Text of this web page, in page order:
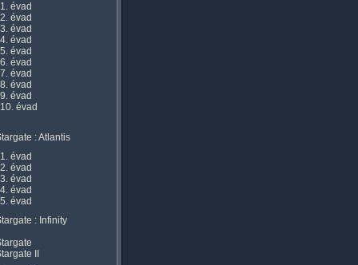
1. évad
2. évad
3. évad
4. évad
5. évad
6. évad
7. évad
8. évad
9. évad
10. évad
: Atlantis
1. évad
2. évad
3. évad
4. évad
5. évad
: Infinity
II